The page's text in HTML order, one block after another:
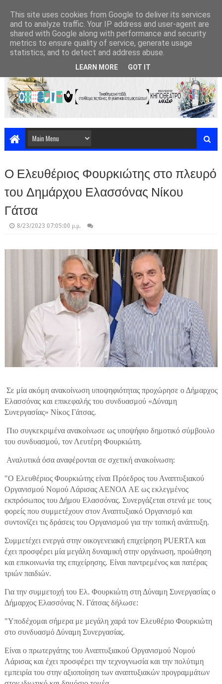
Ο Ελευθέριος Φουρκιώτης στο πλευρό
του Δημάρχου Ελασσόνας Νίκου
Γάτσα
8/23/2023 07:05:00 μ.μ.
Σε μία ακόμη ανακοίνωση υποψηφιότητας προχώρησε ο Δήμαρχος
Ελασσόνας και επικεφαλής του συνδυασμού «Δύναμη
Συνεργασίας» Νίκος Γάτσας.
Πιο συγκεκριμένα ανακοίνωσε ως υποψήφιο δημοτικό σύμβουλο
του συνδυασμού, τον Λευτέρη Φουρκιώτη.
Αναλυτικά όσα αναφέρονται σε σχετική ανακοίνωση:
"Ο Ελευθέριος Φουρκιώτης είναι Πρόεδρος του Αναπτυξιακού
Οργανισμού Νομού Λάρισας ΑΕΝΟΛ ΑΕ ως εκλεγμένος
εκπρόσωπος του Δήμου Ελασσόνας. Συνεργάζεται στενά με τους
φορείς που συμμετέχουν στον Αναπτυξιακό Οργανισμό και
συντονίζει τις δράσεις του Οργανισμού για την τοπική ανάπτυξη.
Συμμετέχει ενεργά στην οικογενειακή επιχείρηση PUERTA και
έχει προσφέρει μία μεγάλη δυναμική στην οργάνωση, προώθηση
και επικοινωνία της επιχείρησης. Είναι παντρεμένος και πατέρας
τριών παιδιών.
Για την συμμετοχή του Ελ. Φουρκιώτη στη Δύναμη Συνεργασίας ο
Δήμαρχος Ελασσόνας Ν. Γάτσας δήλωσε:
"Υποδέχομαι σήμερα με μεγάλη χαρά τον Ελευθέριο Φουρκιώτη
στο συνδυασμό Δύναμη Συνεργασίας.
Είναι ο πρωτεργάτης του Αναπτυξιακού Οργανισμού Νομού
Λάρισας και έχει προσφέρει την τεχνογνωσία και την πολύτιμη
εμπειρία του στην αξιοποίηση των αναπτυξιακών προγραμμάτων
This site uses cookies from Google to deliver its services
and to analyze traffic. Your IP address and user-agent are
shared with Google along with performance and security
metrics to ensure quality of service, generate usage
statistics, and to detect and address abuse.
LEARN MORE GOT IT